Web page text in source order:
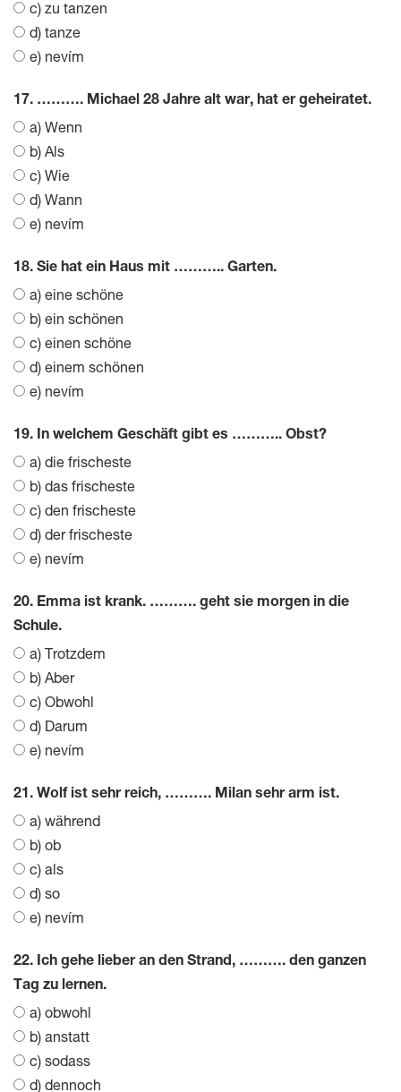
c) zu tanzen
d) tanze
e) nevím
17. ………. Michael 28 Jahre alt war, hat er geheiratet.
a) Wenn
b) Als
c) Wie
d) Wann
e) nevím
18. Sie hat ein Haus mit ……….. Garten.
a) eine schöne
b) ein schönen
c) einen schöne
d) einem schönen
e) nevím
19. In welchem Geschäft gibt es ……….. Obst?
a) die frischeste
b) das frischeste
c) den frischeste
d) der frischeste
e) nevím
20. Emma ist krank. ………. geht sie morgen in die
Schule.
a) Trotzdem
b) Aber
c) Obwohl
d) Darum
e) nevím
21. Wolf ist sehr reich, ………. Milan sehr arm ist.
a) während
b) ob
c) als
d) so
e) nevím
22. Ich gehe lieber an den Strand, ………. den ganzen
Tag zu lernen.
a) obwohl
b) anstatt
c) sodass
d) dennoch